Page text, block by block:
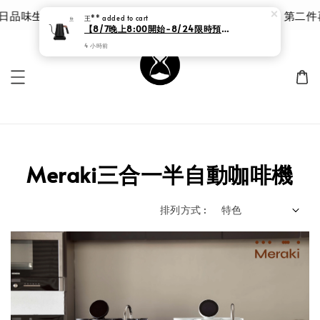
品味生活 | 泰摩 甘露品鑑杯 |限時 8 折｜優惠價 $785 第二
Meraki三合一半自動咖啡機
排列方式 :
王** added to cart
【8/7晚上8:00開始-8/24限時預購價格3380元 】泰摩咖啡 魚ProX溫控手沖壺 黑色/白色
4 小時前